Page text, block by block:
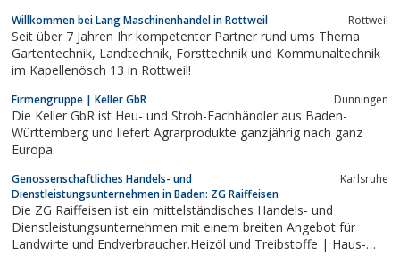
Willkommen bei Lang Maschinenhandel in Rottweil Rottweil
Seit über 7 Jahren Ihr kompetenter Partner rund ums Thema
Gartentechnik, Landtechnik, Forsttechnik und Kommunaltechnik
im Kapellenösch 13 in Rottweil!
Firmengruppe | Keller GbR Dun­nin­gen
Die Keller GbR ist Heu- und Stroh-Fachhändler aus Baden-
Württemberg und liefert Agrarprodukte ganzjährig nach ganz
Europa.
Genossenschaftliches Handels- und
Dienstleistungsunternehmen in Baden: ZG Raiffeisen
Karlsruhe
Die ZG Raiffeisen ist ein mittelständisches Handels- und
Dienstleistungsunternehmen mit einem breiten Angebot für
Landwirte und Endverbraucher.Heizöl und Treibstoffe | Haus-